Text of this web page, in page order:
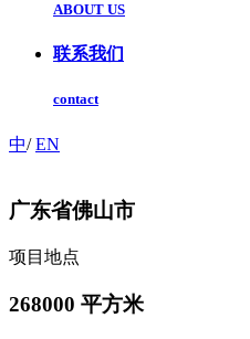
ABOUT US
联系我们
contact
中/EN
广东省佛山市
项目地点
268000 平方米